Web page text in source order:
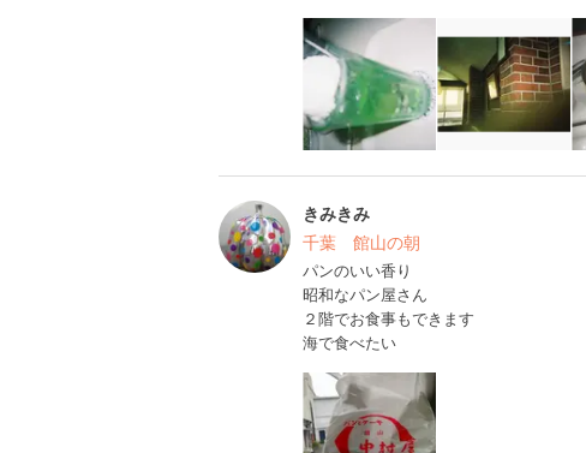
きみきみ
千葉 館山の朝
パンのいい香り
昭和なパン屋さん
２階でお食事もできます
海で食べたい